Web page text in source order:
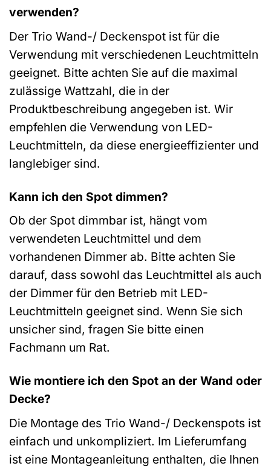
verwenden?
Der Trio Wand-/ Deckenspot ist für die
Verwendung mit verschiedenen Leuchtmitteln
geeignet. Bitte achten Sie auf die maximal
zulässige Wattzahl, die in der
Produktbeschreibung angegeben ist. Wir
empfehlen die Verwendung von LED-
Leuchtmitteln, da diese energieeffizienter und
langlebiger sind.
Kann ich den Spot dimmen?
Ob der Spot dimmbar ist, hängt vom
verwendeten Leuchtmittel und dem
vorhandenen Dimmer ab. Bitte achten Sie
darauf, dass sowohl das Leuchtmittel als auch
der Dimmer für den Betrieb mit LED-
Leuchtmitteln geeignet sind. Wenn Sie sich
unsicher sind, fragen Sie bitte einen
Fachmann um Rat.
Wie montiere ich den Spot an der Wand oder
Decke?
Die Montage des Trio Wand-/ Deckenspots ist
einfach und unkompliziert. Im Lieferumfang
ist eine Montageanleitung enthalten, die Ihnen